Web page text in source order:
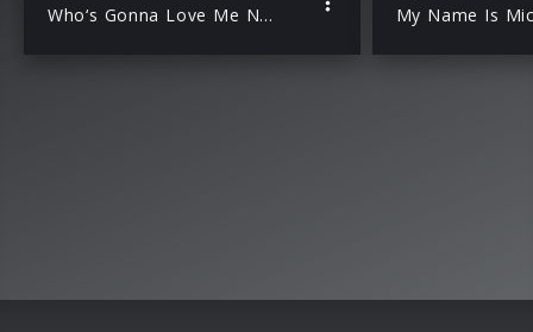
Who‘s Gonna Love Me Now